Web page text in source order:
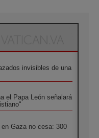
invisibles de una
el Papa León señalará
en Gaza no cesa: 300